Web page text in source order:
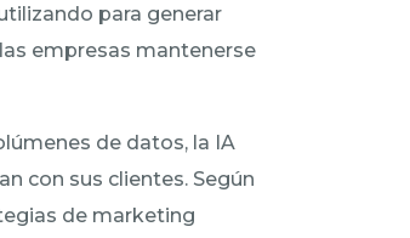
para generar
empresas mantenerse
de datos, la IA
con sus clientes. Según
de marketing